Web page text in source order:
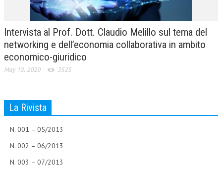
TESI DI LAUREA
MATERIALE DIDATTICO
INVITI E PROMOZIONI
Intervista al Prof. Dott. Claudio Melillo sul tema del
networking e dell’economia collaborativa in ambito
economico-giuridico
May 18, 2020 3525
La Rivista
N. 001 – 05/2013
N. 002 – 06/2013
N. 003 – 07/2013